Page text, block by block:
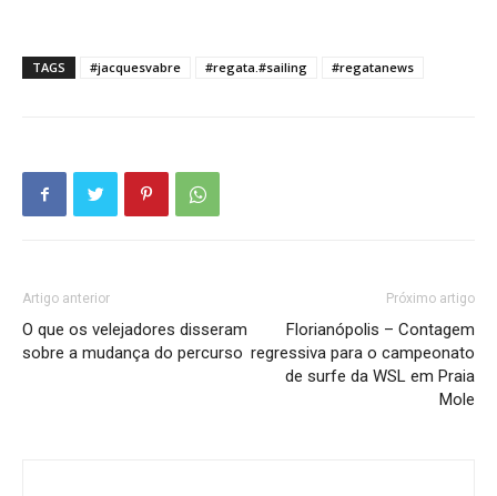
TAGS #jacquesvabre #regata.#sailing #regatanews
Artigo anterior
O que os velejadores disseram
sobre a mudança do percurso
Próximo artigo
Florianópolis – Contagem
regressiva para o campeonato
de surfe da WSL em Praia
Mole